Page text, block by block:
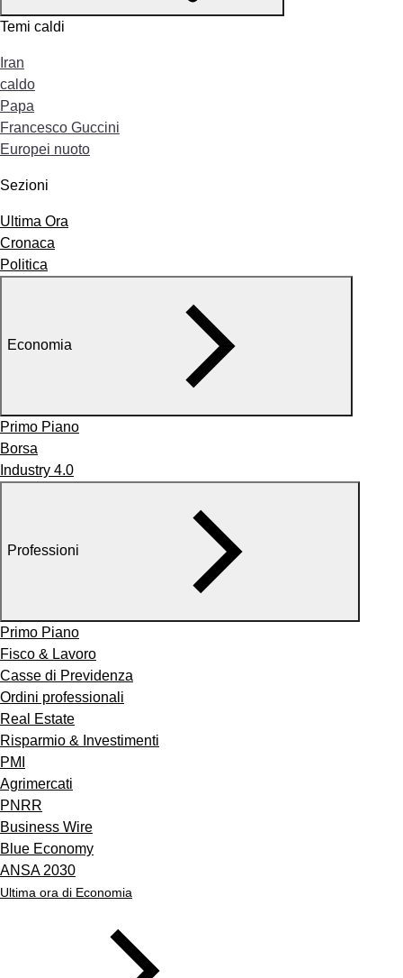
Temi caldi
Iran
caldo
Papa
Francesco Guccini
Europei nuoto
Sezioni
Ultima Ora
Cronaca
Politica
Economia
Primo Piano
Borsa
Industry 4.0
Professioni
Primo Piano
Fisco & Lavoro
Casse di Previdenza
Ordini professionali
Real Estate
Risparmio & Investimenti
PMI
Agrimercati
PNRR
Business Wire
Blue Economy
ANSA 2030
Ultima ora di Economia